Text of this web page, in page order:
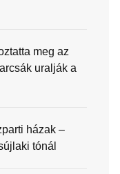
meg az
uralják a
házak –
tónál